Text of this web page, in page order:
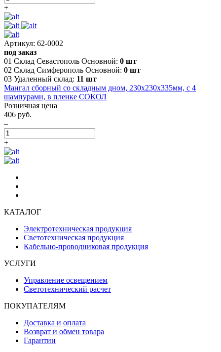
+
Артикул: 62-0002
под заказ
01 Склад Севастополь Основной: 0 шт
02 Склад Симферополь Основной: 0 шт
03 Удаленный склад: 11 шт
Мангал сборный со складным дном, 230х230х335мм, с 4
шампурами, в пленке СОКОЛ
Розничная цена
406 руб.
–
+
КАТАЛОГ
Электротехническая продукция
Светотехническая продукция
Кабельно-проводниковая продукция
УСЛУГИ
Управление освещением
Светотехнический расчет
ПОКУПАТЕЛЯМ
Доставка и оплата
Возврат и обмен товара
Гарантии